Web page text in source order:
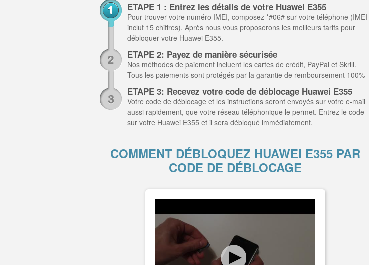
ETAPE 1 : Entrez les détails de votre Huawei E355
Pour trouver votre numéro IMEI, composez *#06# sur votre téléphone (IMEI
inclut 15 chiffres). Après nous vous proposerons les meilleurs tarifs pour
débloquer votre Huawei E355.
ETAPE 2: Payez de manière sécurisée
Nos méthodes de paiement incluent les cartes de crédit, PayPal et Skrill.
Tous les paiements sont protégés par la garantie de remboursement 100%
ETAPE 3: Recevez votre code de déblocage Huawei E355
Votre code de déblocage et les instructions seront envoyés sur votre e-mail
aussi rapidement, que votre réseau téléphonique le permet. Entrez le code
sur votre Huawei E355 et il sera débloqué immédiatement.
COMMENT DÉBLOQUEZ HUAWEI E355 PAR
CODE DE DÉBLOCAGE